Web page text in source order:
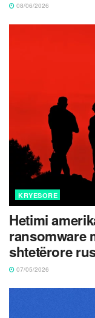
08/06/2026
KRYESORE
Hetimi
ransomware
shtetërore
07/05/2026